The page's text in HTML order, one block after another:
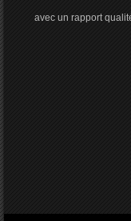
avec un rapport